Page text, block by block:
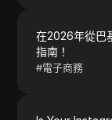
在2026年從巴
指南！
#電子商務